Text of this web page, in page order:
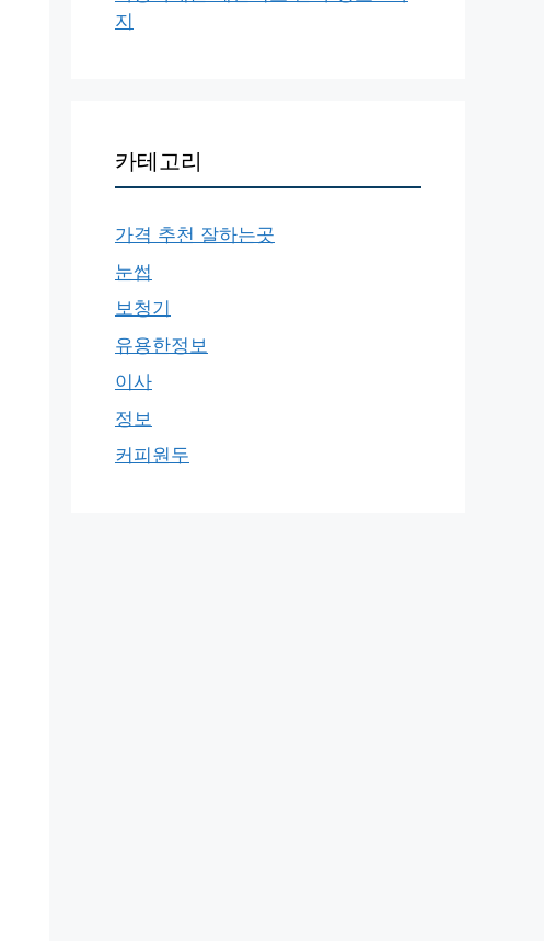
지
카테고리
가격 추천 잘하는곳
눈썹
보청기
유용한정보
이사
정보
커피원두